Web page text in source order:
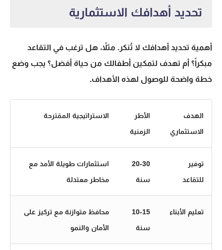
تحديد أهدافك الاستثمارية
أهمية تحديد أهدافك لا تُنكر. مثلاً، هل ترغب في التقاعد
مبكراً؟ أم تهدف لتمكين أطفالك من حياة أفضل؟ يجب وضع
خطة واضحة للوصول لهذه الأهداف.
الهدف
الاستثماري
الأطر
الزمنية
الاستراتيجية المقترحة
توفير
للتقاعد
20-30
سنة
استثمارات طويلة الأمد مع
مخاطر معتدلة
تعليم الأبناء
10-15
سنة
محافظ متوازنة مع تركيز على
الأمان والنمو